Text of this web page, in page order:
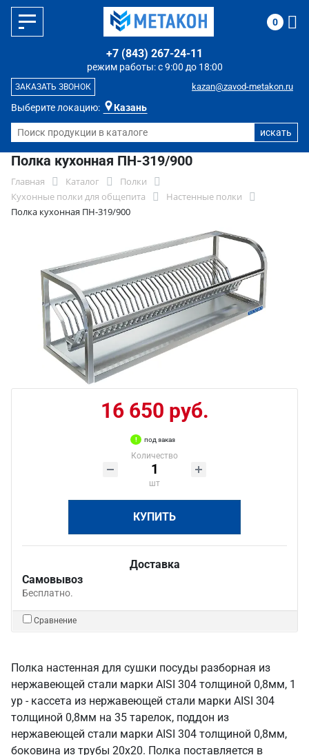
Выберите локацию: Казань
режим работы: с 9:00 до 18:00
+7 (843) 267-24-11
kazan@zavod-metakon.ru
ЗАКАЗАТЬ ЗВОНОК
0
Полка кухонная ПН-319/900
Главная Каталог
Полки
Кухонные полки для общепита
Настенные полки
Полка кухонная ПН-319/900
16 650 руб.
под заказ
Количество
шт
КУПИТЬ
Доставка
Самовывоз
Бесплатно.
Сравнение
Полка настенная для сушки посуды разборная из
нержавеющей стали марки AISI 304 толщиной 0,8мм, 1
ур - кассета из нержавеющей стали марки AISI 304
толщиной 0,8мм на 35 тарелок, поддон из
нержавеющей стали марки AISI 304 толщиной 0,8мм,
боковина из трубы 20х20. Полка поставляется в